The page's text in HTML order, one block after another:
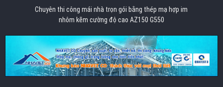
Chuyên thi công mái nhà trọn gói bằng thép mạ hợp im
nhôm kẽm cường độ cao AZ150 G550